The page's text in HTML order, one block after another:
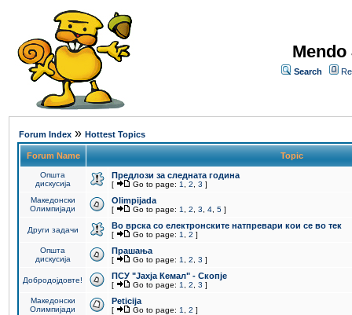
Search
Forum Index » Hottest Topics
Forum Name Topic
Општа
дискусија
Предлози за следната година
[ Go to page: 1 2 3 ]
Македонски
Олимпијади
Olimpijada
[ Go to page: 1 2 3 4 5 ]
Други задачи Во врска со електронските натпревари кои се во тек
[ Go to page: 1 2 ]
Општа
дискусија
Прашања
[ Go to page: 1 2 3 ]
Добродојдовте! ПCУ "Јахја Кемал" - Скопје
[ Go to page: 1 2 3 ]
Македонски
Олимпијади
Peticija
[ Go to page: 1 2 ]